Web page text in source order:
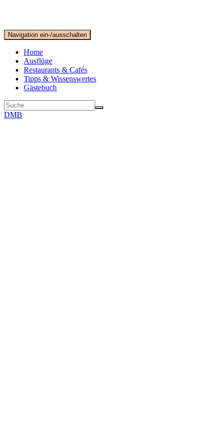
Navigation ein-/ausschalten
Home
Ausflüge
Restaurants & Cafés
Tipps & Wissenswertes
Gästebuch
DMB